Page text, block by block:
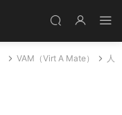
VAM（Virt A Mate）
人